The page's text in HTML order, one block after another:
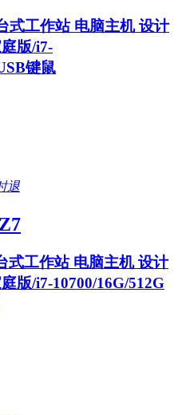
式工作站 电脑主机 设计
版/i7-
键鼠
退
式工作站 电脑主机 设计
版/i7-10700/16G/512G